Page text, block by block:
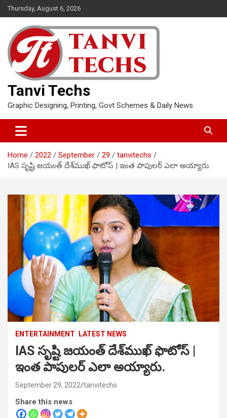
Skip
to
content
Thursday, August 6, 2026
Tanvi Techs
Graphic Designing, Printing, Govt Schemes & Daily News
Home 2022 September 29
tanvitechs
IAS సృష్టి జయంత్ దేశ్‌ముఖ్ ఫొటోస్ | ఇంత పాపులర్ ఎలా అయ్యారు.
ENTERTAINMENT LATEST NEWS
IAS సృష్టి జయంత్ దేశ్‌ముఖ్ ఫొటోస్ |
ఇంత పాపులర్ ఎలా అయ్యారు.
September 29, 2022 tanvitechs
Share this news